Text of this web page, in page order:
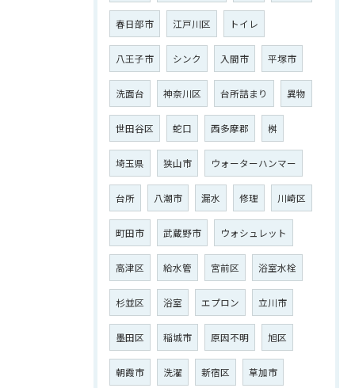
春日部市 江戸川区 トイレ
八王子市 シンク 入間市 平塚市
洗面台 神奈川区 台所詰まり 異物
世田谷区 蛇口 西多摩郡 桝
埼玉県 狭山市 ウォーターハンマー
台所 八潮市 漏水 修理 川崎区
町田市 武蔵野市 ウォシュレット
高津区 給水管 宮前区 浴室水栓
杉並区 浴室 エプロン 立川市
墨田区 稲城市 原因不明 旭区
朝霞市 洗濯 新宿区 草加市